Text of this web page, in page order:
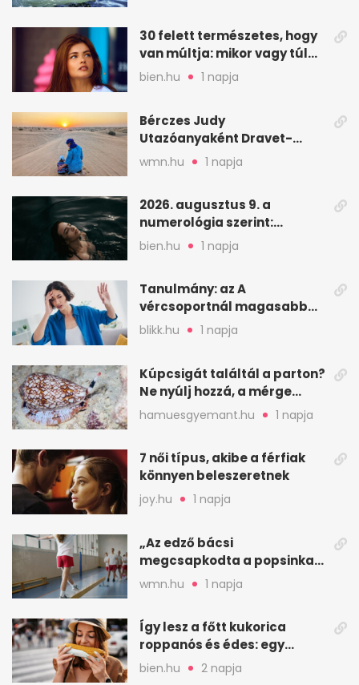
30 felett természetes, hogy
van múltja: mikor vagy túl
válogatós?
bien.hu 1 napja
Bérczes Judy
Utazóanyaként Dravet-
szindrómás kislányával is
wmn.hu 1 napja
2026. augusztus 9. a
numerológia szerint:
lezárás, megbocsátás,
bien.hu 1 napja
Tanulmány: az A
vércsoportnál magasabb
lehet a sztrók kockázata
blikk.hu 1 napja
Kúpcsigát találtál a parton?
Ne nyúlj hozzá, a mérge
halálos is lehet
hamuesgyemant.hu 1 napja
7 női típus, akibe a férfiak
könnyen beleszeretnek
joy.hu 1 napja
„Az edző bácsi
megcsapkodta a popsinkat”
– Klára nyári táboros
wmn.hu 1 napja
Így lesz a főtt kukorica
roppanós és édes: egy
zöldséges trükkje
bien.hu 2 napja